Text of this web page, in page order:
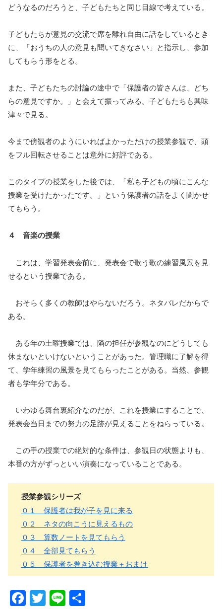
どうなるのだろうと、子どもたちと同じ目線で考えている。
子どもたちが意見の交流で席を離れ自由に話をしているとき
に、「おうちの人の意見も聞いてきなさい」と指示し、参加
してもらう形をとる。
また、子どもたちの討論の途中で「保護者の皆さんは、どち
らの意見ですか。」と会えて振ってみる。子どもたちも興味
津々で見る。
今まで傍観者のようにいればよかっただけの授業参観で、頭
をフル回転させることは意外に好評である。
このタイプの授業をした後では、「私も子どもの頃にこんな
授業を受けたかったです。」という保護者の話をよく聞かせ
てもらう。
４ 音楽の授業
これは、学習発表会前に、発表会で歌う歌の練習風景を見
せるという授業である。
おそらく多くの教師はやらないだろう。ネタバレだからで
ある。
ある年の土曜授業では、隣の担任が参観なのにどうしても
休まないといけないということがあった。管理職に了解を得
て、学年練習の風景を見てもらったことがある。当然、参観
者も学年分である。
いわゆる舞台裏紹介なのだが、これを授業にすることで、
発表会当日までの努力の足跡が見えることをねらっている。
この手の授業での絶対的な条件は、参観日の状態よりも、
本番の方がずっといい演奏になっていることである。
授業参観シリーズ
０１ 保護者は我が子を見に来る
０２ ネタの向こうに見えるもの
０３ 算数ノートを見てもらう
０４ 全部見てもらう
０５ 保護者を巻き込む授業＋おまけ
F T Li